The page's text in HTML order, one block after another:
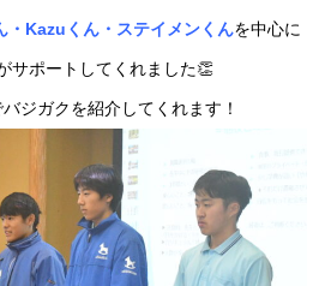
・Kazuくん・ステイメンくんを中心に
サポートしてくれました👏
ジガクを紹介してくれます！